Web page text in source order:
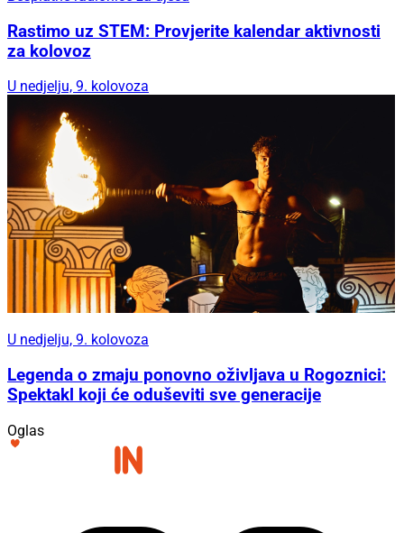
Rastimo uz STEM: Provjerite kalendar aktivnosti
za kolovoz
U nedjelju, 9. kolovoza
U nedjelju, 9. kolovoza
Legenda o zmaju ponovno oživljava u Rogoznici:
Spektakl koji će oduševiti sve generacije
Oglas